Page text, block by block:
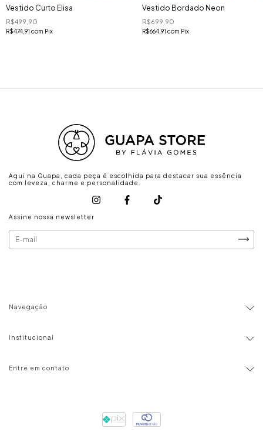
Vestido Curto Elisa
R$499,90
R$474,91 com Pix
Vestido Bordado Neon
R$699,90
R$664,91 com Pix
Aqui na Guapa, cada peça é escolhida para destacar sua essência
com leveza, charme e personalidade.
Assine nossa newsletter
Navegação
Institucional
Entre em contato